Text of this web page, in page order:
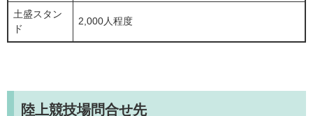
土盛スタン
ド
2,000人程度
陸上競技場問合せ先